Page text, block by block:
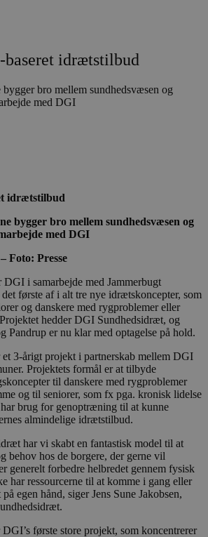
idrætstilbud
bro mellem sundhedsvæsen og
med DGI
idrætstilbud
bygger bro mellem sundhedsvæsen og
med DGI
Foto: Presse
i samarbejde med Jammerbugt
første af i alt tre nye idrætskoncepter, som
og danskere med rygproblemer eller
hedder DGI Sundhedsidræt, og
Pandrup er nu klar med optagelse på hold.
3-årigt projekt i partnerskab mellem DGI
Projektets formål er at tilbyde
til danskere med rygproblemer
og til seniorer, som fx pga. kronisk lidelse
brug for genoptræning til at kunne
almindelige idrætstilbud.
har vi skabt en fantastisk model til at
behov hos de borgere, der gerne vil
generelt forbedre helbredet gennem fysisk
har ressourcerne til at komme i gang eller
egen hånd, siger Jens Sune Jakobsen,
første store projekt, som koncentrerer